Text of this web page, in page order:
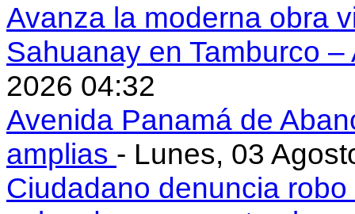
Avanza la moderna obra
Sahuanay en Tamburco
2026 04:32
Avenida Panamá de
amplias - Lunes, 03
Ciudadano denuncia